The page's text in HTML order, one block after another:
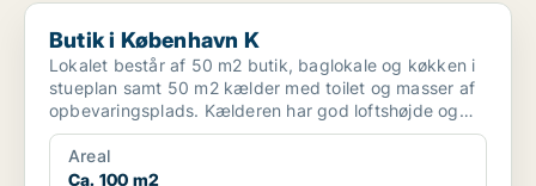
Butik i København K
Butik i København K
Lokalet består af 50 m2 butik, baglokale og køkken i
stueplan samt 50 m2 kælder med toilet og masser af
opbevaringsplads. Kælderen har god loftshøjde og
der ...
Areal
Ca. 100 m2